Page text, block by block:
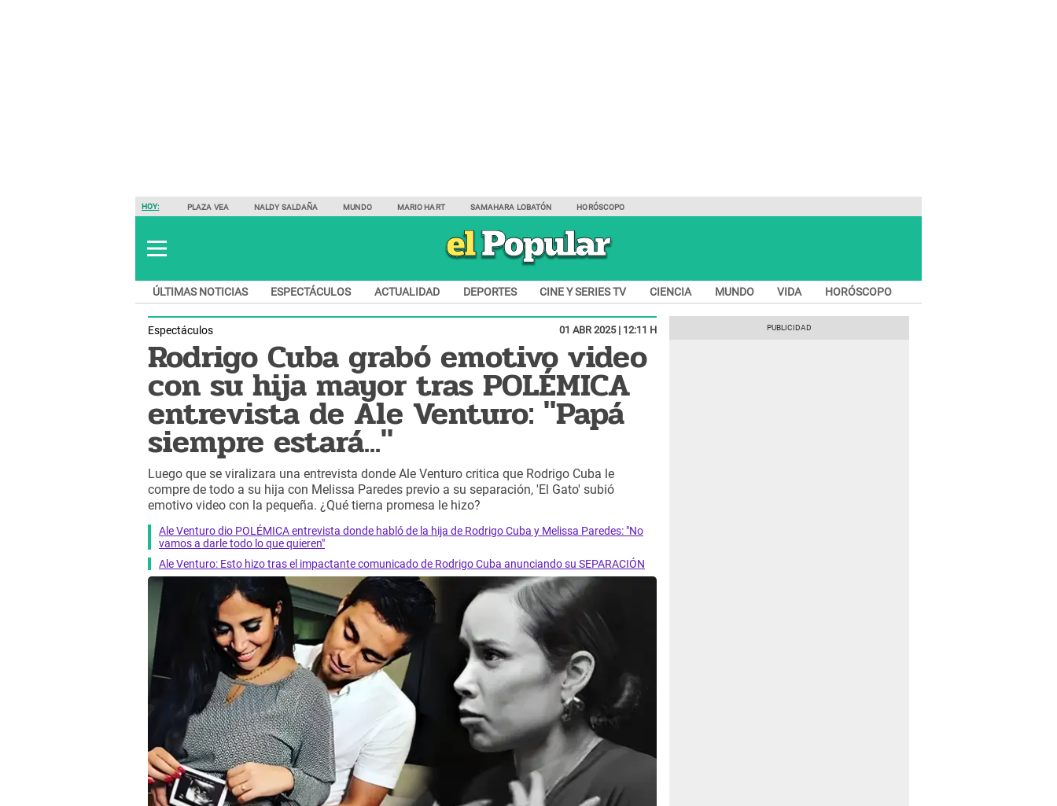
HOY: PLAZA VEA NALDY SALDAÑA MUNDO MARIO HART SAMAHARA LOBATÓN HORÓSCOPO
ÚLTIMAS NOTICIAS ESPECTÁCULOS ACTUALIDAD DEPORTES CINE Y SERIES TV CIENCIA MUNDO VIDA HORÓSCOPO
Espectáculos 01 ABR 2025 | 12:11 H
Rodrigo Cuba grabó emotivo video
con su hija mayor tras POLÉMICA
entrevista de Ale Venturo: "Papá
siempre estará..."
Luego que se viralizara una entrevista donde Ale Venturo critica que Rodrigo Cuba le
compre de todo a su hija con Melissa Paredes previo a su separación, 'El Gato' subió
emotivo video con la pequeña. ¿Qué tierna promesa le hizo?
Ale Venturo dio POLÉMICA entrevista donde habló de la hija de Rodrigo Cuba y Melissa Paredes: "No
vamos a darle todo lo que quieren"
Ale Venturo: Esto hizo tras el impactante comunicado de Rodrigo Cuba anunciando su SEPARACIÓN